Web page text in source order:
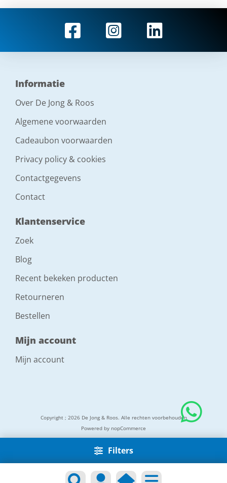
Filters
Informatie
Over De Jong & Roos
Algemene voorwaarden
Cadeaubon voorwaarden
Privacy policy & cookies
Contactgegevens
Contact
Klantenservice
Zoek
Blog
Recent bekeken producten
Retourneren
Bestellen
Mijn account
Mijn account
Copyright ; 2026 De Jong & Roos. Alle rechten voorbehouden
Powered by nopCommerce